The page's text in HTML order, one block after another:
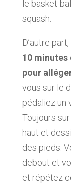
le basket-
squash.
D’autre part,
10 minutes
pour
vous sur le
pédaliez un
Toujours
haut et
des pieds.
debout et
et répétez